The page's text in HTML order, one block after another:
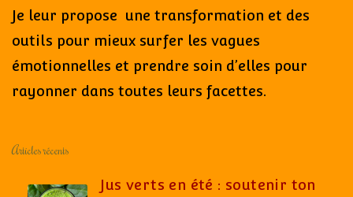
Je leur propose une transformation et des
outils pour mieux surfer les vagues
émotionnelles et prendre soin d’elles pour
rayonner dans toutes leurs facettes.
Articles récents
Jus verts en été : soutenir ton